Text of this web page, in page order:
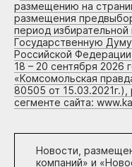
размещению на
размещения
период
Государственную
Российской
18 – 20 сентября 2026
«Комсомольская
80505 от
сегменте сайта:
Новости,
компаний» и «